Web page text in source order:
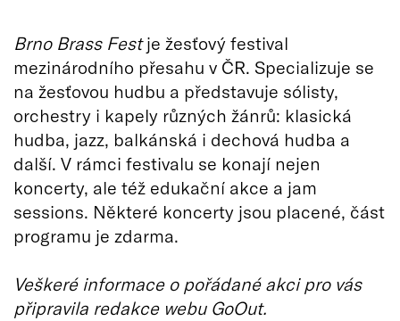
Brno Brass Festje žesťový festival
mezinárodního přesahu v ČR. Specializuje se
na žesťovou hudbu a představuje sólisty,
orchestry i kapely různých žánrů: klasická
hudba, jazz, balkánská i dechová hudba a
další. V rámci festivalu se konají nejen
koncerty, ale též edukační akce a jam
sessions. Některé koncerty jsou placené, část
programu je zdarma.
Veškeré informace o pořádané akci pro vás
připravila redakce webu GoOut.